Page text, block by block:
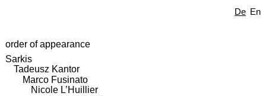
De En
order of appearance
Sarkis
Tadeusz Kantor
Marco Fusinato
Nicole L’Huillier